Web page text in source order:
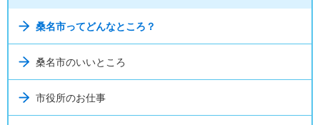
桑名市ってどんなところ？
桑名市のいいところ
市役所のお仕事